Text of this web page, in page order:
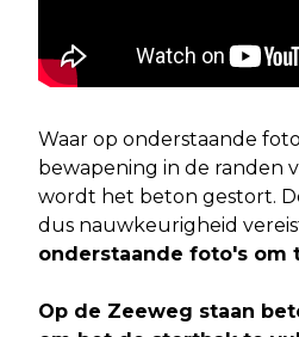
Waar op onderstaande
bewapening in de randen
wordt het beton gestort.
dus nauwkeurigheid
onderstaande foto's om
Op de Zeeweg staan